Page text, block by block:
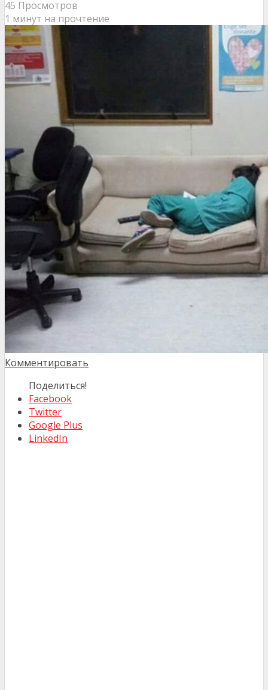
45 Просмотров
1 минут на прочтение
Комментировать
Поделиться!
Facebook
Twitter
Google Plus
LinkedIn